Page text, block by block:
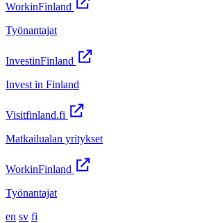
WorkinFinland
Työnantajat
InvestinFinland
Invest in Finland
Visitfinland.fi
Matkailualan yritykset
WorkinFinland
Työnantajat
en sv fi